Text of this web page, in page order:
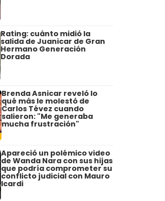
Rating: cuánto midió la
salida de Juanicar de Gran
Hermano Generación
Dorada
Brenda Asnicar reveló lo
qué más le molestó de
Carlos Tévez cuando
salieron: "Me generaba
mucha frustración"
Apareció un polémico video
de Wanda Nara con sus hijas
que podría comprometer su
conflicto judicial con Mauro
Icardi